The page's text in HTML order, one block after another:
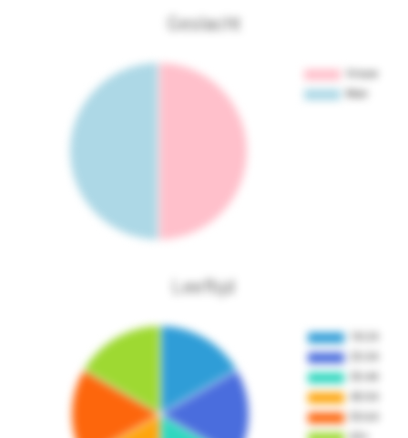
Geslacht
Leeftijd